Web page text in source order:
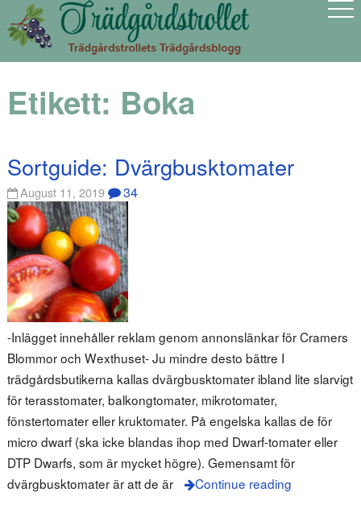
Etikett: Boka
Sortguide: Dvärgbusktomater
August 11, 2019 34
-Inlägget innehåller reklam genom annonslänkar för Cramers
Blommor och Wexthuset- Ju mindre desto bättre I
trädgårdsbutikerna kallas dvärgbusktomater ibland lite slarvigt
för terasstomater, balkongtomater, mikrotomater,
fönstertomater eller kruktomater. På engelska kallas de för
micro dwarf (ska icke blandas ihop med Dwarf-tomater eller
DTP Dwarfs, som är mycket högre). Gemensamt för
dvärgbusktomater är att de är
Continue reading